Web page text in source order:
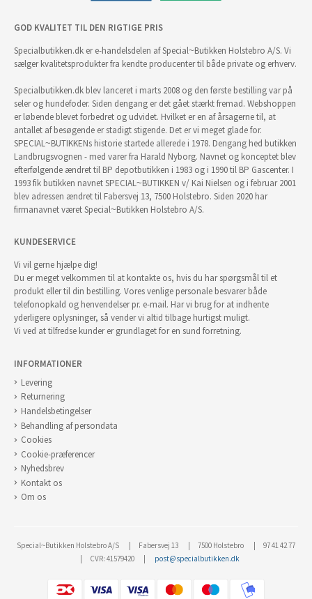
GOD KVALITET TIL DEN RIGTIGE PRIS
Specialbutikken.dk er e-handelsdelen af Special~Butikken Holstebro A/S. Vi
sælger kvalitetsprodukter fra kendte producenter til både private og erhverv.
Specialbutikken.dk blev lanceret i marts 2008 og den første bestilling var på
seler og hundefoder. Siden dengang er det gået stærkt fremad. Webshoppen
er løbende blevet forbedret og udvidet. Hvilket er en af årsagerne til, at
antallet af besøgende er stadigt stigende. Det er vi meget glade for.
SPECIAL~BUTIKKENs historie startede allerede i 1978. Dengang hed butikken
Landbrugsvognen - med varer fra Harald Nyborg. Navnet og konceptet blev
efterfølgende ændret til BP depotbutikken i 1983 og i 1990 til BP Gascenter. I
1993 fik butikken navnet SPECIAL~BUTIKKEN v/ Kai Nielsen og i februar 2001
blev adressen ændret til Fabersvej 13, 7500 Holstebro. Siden 2020 har
firmanavnet været Special~Butikken Holstebro A/S.
KUNDESERVICE
Vi vil gerne hjælpe dig!
Du er meget velkommen til at kontakte os, hvis du har spørgsmål til et
produkt eller til din bestilling. Vores venlige personale besvarer både
telefonopkald og henvendelser pr. e-mail. Har vi brug for at indhente
yderligere oplysninger, så vender vi altid tilbage hurtigst muligt.
Vi ved at tilfredse kunder er grundlaget for en sund forretning.
INFORMATIONER
Levering
Returnering
Handelsbetingelser
Behandling af persondata
Cookies
Cookie-præferencer
Nyhedsbrev
Kontakt os
Om os
Special~Butikken Holstebro A/S Fabersvej 13 7500 Holstebro
97 41 42 77
CVR: 41579420
post@specialbutikken.dk